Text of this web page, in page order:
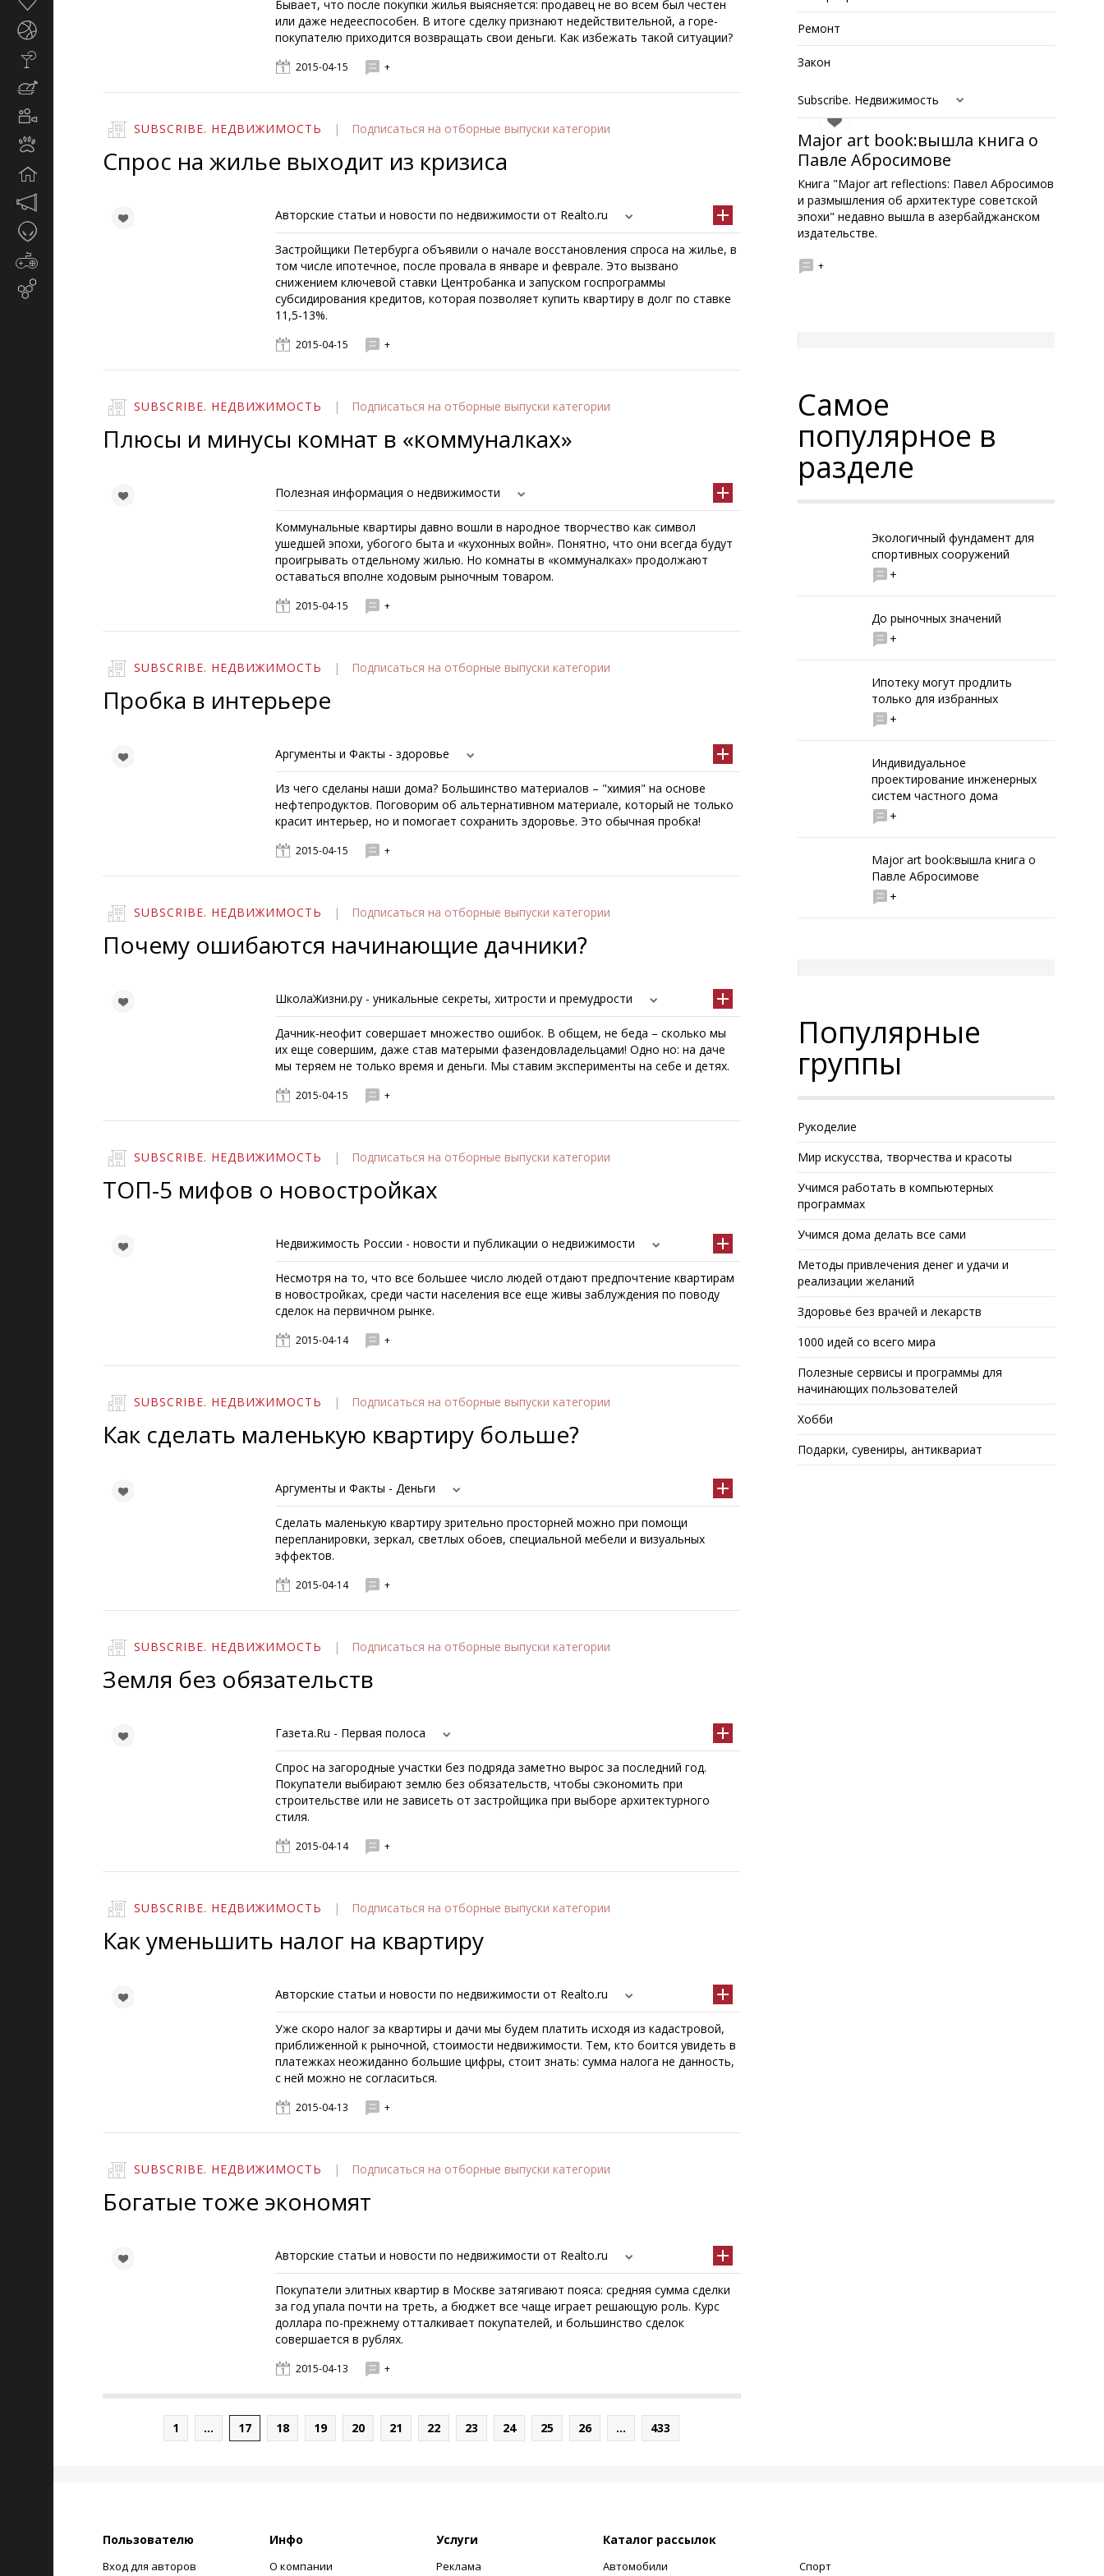
Бывает, что после покупки жилья выясняется: продавец не во всем был честен
или даже недееспособен. В итоге сделку признают недействительной, а горе-
покупателю приходится возвращать свои деньги. Как избежать такой ситуации?
2015-04-15 +
SUBSCRIBE. НЕДВИЖИМОСТЬ | Подписаться на отборные выпуски категории
Спрос на жилье выходит из кризиса
Авторские статьи и новости по недвижимости от Realto.ru
Застройщики Петербурга объявили о начале восстановления спроса на жилье, в
том числе ипотечное, после провала в январе и феврале. Это вызвано
снижением ключевой ставки Центробанка и запуском госпрограммы
субсидирования кредитов, которая позволяет купить квартиру в долг по ставке
11,5-13%.
2015-04-15 +
SUBSCRIBE. НЕДВИЖИМОСТЬ | Подписаться на отборные выпуски категории
Плюсы и минусы комнат в «коммуналках»
Полезная информация о недвижимости
Коммунальные квартиры давно вошли в народное творчество как символ
ушедшей эпохи, убогого быта и «кухонных войн». Понятно, что они всегда будут
проигрывать отдельному жилью. Но комнаты в «коммуналках» продолжают
оставаться вполне ходовым рыночным товаром.
2015-04-15 +
SUBSCRIBE. НЕДВИЖИМОСТЬ | Подписаться на отборные выпуски категории
Пробка в интерьере
Аргументы и Факты - здоровье
Из чего сделаны наши дома? Большинство материалов – "химия" на основе
нефтепродуктов. Поговорим об альтернативном материале, который не только
красит интерьер, но и помогает сохранить здоровье. Это обычная пробка!
2015-04-15 +
SUBSCRIBE. НЕДВИЖИМОСТЬ | Подписаться на отборные выпуски категории
Почему ошибаются начинающие дачники?
ШколаЖизни.ру - уникальные секреты, хитрости и премудрости
Дачник-неофит совершает множество ошибок. В общем, не беда – сколько мы
их еще совершим, даже став матерыми фазендовладельцами! Одно но: на даче
мы теряем не только время и деньги. Мы ставим эксперименты на себе и детях.
2015-04-15 +
SUBSCRIBE. НЕДВИЖИМОСТЬ | Подписаться на отборные выпуски категории
ТОП-5 мифов о новостройках
Недвижимость России - новости и публикации о недвижимости
Несмотря на то, что все большее число людей отдают предпочтение квартирам
в новостройках, среди части населения все еще живы заблуждения по поводу
сделок на первичном рынке.
2015-04-14 +
SUBSCRIBE. НЕДВИЖИМОСТЬ | Подписаться на отборные выпуски категории
Как сделать маленькую квартиру больше?
Аргументы и Факты - Деньги
Сделать маленькую квартиру зрительно просторней можно при помощи
перепланировки, зеркал, светлых обоев, специальной мебели и визуальных
эффектов.
2015-04-14 +
SUBSCRIBE. НЕДВИЖИМОСТЬ | Подписаться на отборные выпуски категории
Земля без обязательств
Газета.Ru - Первая полоса
Спрос на загородные участки без подряда заметно вырос за последний год.
Покупатели выбирают землю без обязательств, чтобы сэкономить при
строительстве или не зависеть от застройщика при выборе архитектурного
стиля.
2015-04-14 +
SUBSCRIBE. НЕДВИЖИМОСТЬ | Подписаться на отборные выпуски категории
Как уменьшить налог на квартиру
Авторские статьи и новости по недвижимости от Realto.ru
Уже скоро налог за квартиры и дачи мы будем платить исходя из кадастровой,
приближенной к рыночной, стоимости недвижимости. Тем, кто боится увидеть в
платежках неожиданно большие цифры, стоит знать: сумма налога не данность,
c ней можно не согласиться.
2015-04-13 +
SUBSCRIBE. НЕДВИЖИМОСТЬ | Подписаться на отборные выпуски категории
Богатые тоже экономят
Авторские статьи и новости по недвижимости от Realto.ru
Покупатели элитных квартир в Москве затягивают пояса: средняя сумма сделки
за год упала почти на треть, а бюджет все чаще играет решающую роль. Курс
доллара по-прежнему отталкивает покупателей, и большинство сделок
совершается в рублях.
2015-04-13 +
1 ... 17 18 19 20 21 22 23 24 25 26 ... 433
Ремонт
Закон
Subscribe. Недвижимость
Major art book:вышла книга о
Павле Абросимове
Книга "Major art reflections: Павел Абросимов
и размышления об архитектуре советской
эпохи" недавно вышла в азербайджанском
издательстве.
+
Самое
популярное в
разделе
Экологичный фундамент для
спортивных сооружений
+
До рыночных значений
+
Ипотеку могут продлить
только для избранных
+
Индивидуальное
проектирование инженерных
систем частного дома
+
Major art book:вышла книга о
Павле Абросимове
+
Популярные
группы
Рукоделие
Мир искусства, творчества и красоты
Учимся работать в компьютерных
программах
Учимся дома делать все сами
Методы привлечения денег и удачи и
реализации желаний
Здоровье без врачей и лекарств
1000 идей со всего мира
Полезные сервисы и программы для
начинающих пользователей
Хобби
Подарки, сувениры, антиквариат
Пользователю
Вход для авторов
Инфо
О компании
Услуги
Реклама
Каталог рассылок
Автомобили Спорт